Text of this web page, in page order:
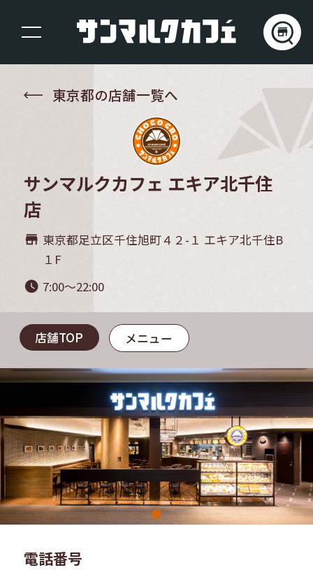
東京都の店舗一覧へ
サンマルクカフェ エキア北千住
店
store_mall_directory 東京都足立区千住旭町４２-１ エキア北千住B
１F
watch_later 7:00～22:00
店舗TOP メニュー
電話番号